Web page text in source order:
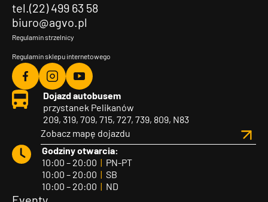
tel.(22) 499 63 58
biuro@agvo.pl
Regulamin strzelnicy
Regulamin sklepu internetowego
Agvo
Facebook
Agvo
Instagram
Agvo
YouTube
Dojazd autobusem
przystanek Pelikanów
209, 319, 709, 715, 727, 739, 809, N83
Zobacz mapę dojazdu
Godziny otwarcia:
10:00 – 20:00 | PN-PT
10:00 – 20:00 | SB
10:00 – 20:00 | ND